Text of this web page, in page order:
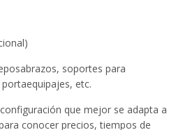
soportes para
etc.
que mejor se adapta a
conocer precios, tiempos de